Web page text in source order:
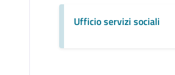
Ufficio servizi sociali